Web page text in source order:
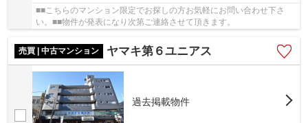
■■こちらのマンション限定でお探しの方お気軽にお問い合わせ下さ
い。■■物件が発表になり次第ご連絡させて頂きます。
売買 | 中古マンション ヤマキ第６ユニアス
過去掲載物件